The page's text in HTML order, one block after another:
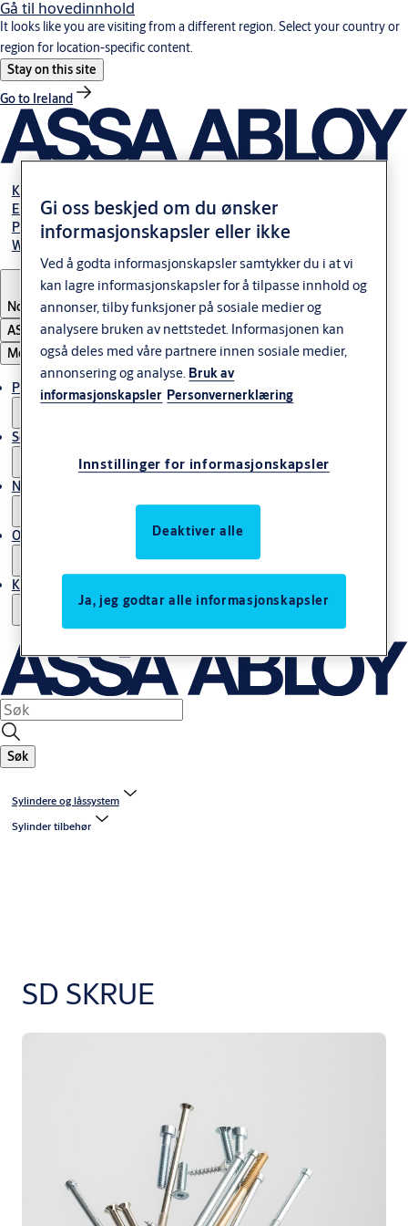
Gå til hovedinnhold
It looks like you are visiting from a different region. Select your country or
region for location-specific content.
Stay on this site
Go to Ireland
Karriere
Elektromekaniske guider
Partner Area
Webshop
Norway
ASSA ABLOY Group
Meny
Produkter og løsninger
Service
Nyheter & artikler
Om ASSA ABLOY Norway
Kontakt oss
Søk
Sylindere og låssystem
Sylinder tilbehør
SD SKRUE
Gi oss beskjed om du ønsker
informasjonskapsler eller ikke
Ved å godta informasjonskapsler samtykker du i at vi
kan lagre informasjonskapsler for å tilpasse innhold og
annonser, tilby funksjoner på sosiale medier og
analysere bruken av nettstedet. Informasjonen kan
også deles med våre partnere innen sosiale medier,
annonsering og analyse. Bruk av
informasjonskapsler Personvernerklæring
Innstillinger for informasjonskapsler
Deaktiver alle
Ja, jeg godtar alle informasjonskapsler